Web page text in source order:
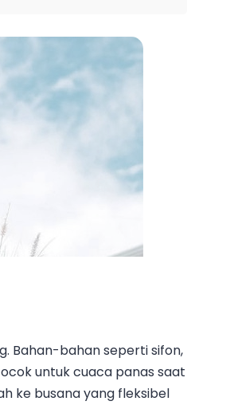
Bahan-bahan seperti sifon,
untuk cuaca panas saat
ke busana yang fleksibel